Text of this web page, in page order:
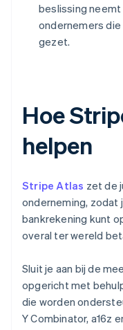
beslissing
ondernemers
gezet.
Hoe
helpen
Stripe Atlas zet de
onderneming, zodat
bankrekening kunt
overal ter wereld
Sluit je aan bij de
opgericht met
die worden
Y Combinator, a16z